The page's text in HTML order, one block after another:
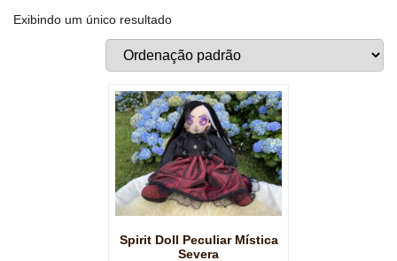
Exibindo um único resultado
Spirit Doll Peculiar Mística
Severa